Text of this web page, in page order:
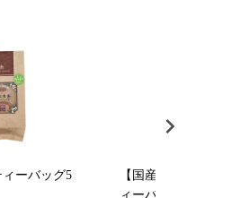
ーバッグ5
【国産】白桃烏龍茶
ィーバッグ2.5g×8p